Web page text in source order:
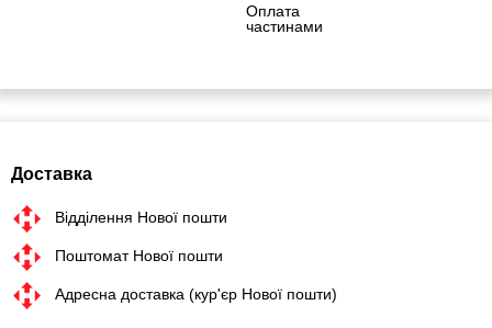
Оплата
частинами
Доставка
Відділення Нової пошти
Поштомат Нової пошти
Адресна доставка (кур'єр Нової пошти)